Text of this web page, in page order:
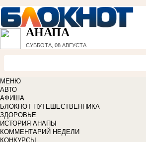
АНАПА
СУББОТА, 08 АВГУСТА
МЕНЮ
АВТО
АФИША
БЛОКНОТ ПУТЕШЕСТВЕННИКА
ЗДОРОВЬЕ
ИСТОРИЯ АНАПЫ
КОММЕНТАРИЙ НЕДЕЛИ
КОНКУРСЫ